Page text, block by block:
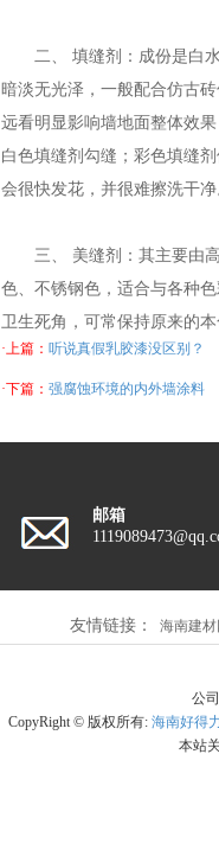
二、 填缝剂：成份是白水
暗淡无光泽，一般配合仿古
远看明显影响墙地面整体效
白色填缝剂勾缝；彩色填缝
会很快发花，并很难擦洗干净
三、 美缝剂：其主要由高
色、不锈钢色，适合与各种
卫生死角，可常保持原来的
·上篇： 听说真假乳胶漆没区别？
·下篇： 强腐蚀环境的内外墙涂料
邮箱
友情链接： 海南建材
公
CopyRight © 版权所有: 海南好得
本站